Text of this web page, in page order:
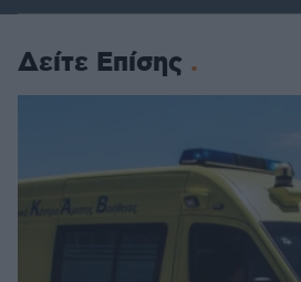
Δείτε Επίσης